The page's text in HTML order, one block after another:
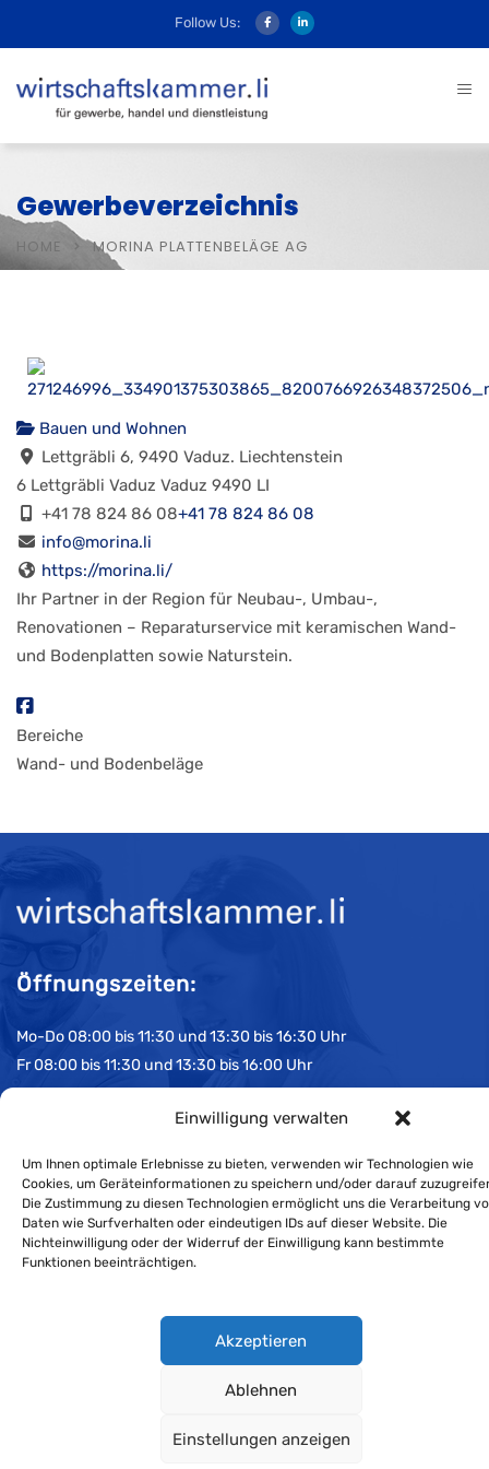
Einwilligung verwalten
Um Ihnen optimale Erlebnisse zu bieten, verwenden wir Technologien wie
Cookies, um Geräteinformationen zu speichern und/oder darauf
Die Zustimmung zu diesen Technologien ermöglicht uns die Verarbeitung
Daten wie Surfverhalten oder eindeutigen IDs auf dieser Website. Die
Nichteinwilligung oder der Widerruf der Einwilligung kann bestimmte
Funktionen beeinträchtigen.
Akzeptieren
Ablehnen
Einstellungen anzeigen
Follow Us:
Gewerbeverzeichnis
HOME MORINA PLATTENBELÄGE AG
Bauen und Wohnen
Lettgräbli 6, 9490 Vaduz. Liechtenstein
6 Lettgräbli Vaduz Vaduz 9490 LI
+41 78 824 86 08+41 78 824 86 08
info@morina.li
https://morina.li/
Ihr Partner in der Region für Neubau-, Umbau-,
Renovationen – Reparaturservice mit keramischen Wand-
und Bodenplatten sowie Naturstein.
Bereiche
Wand- und Bodenbeläge
Öffnungszeiten:
Mo-Do 08:00 bis 11:30 und 13:30 bis 16:30 Uhr
Fr 08:00 bis 11:30 und 13:30 bis 16:00 Uhr
Cookie-Richtlinie
Datenschutzerklärung
Wirtschaftskammer Liechtenstein © Alle Rechte vorbehalten.
Datenschutzerklärung für Mitglieder und Kunden